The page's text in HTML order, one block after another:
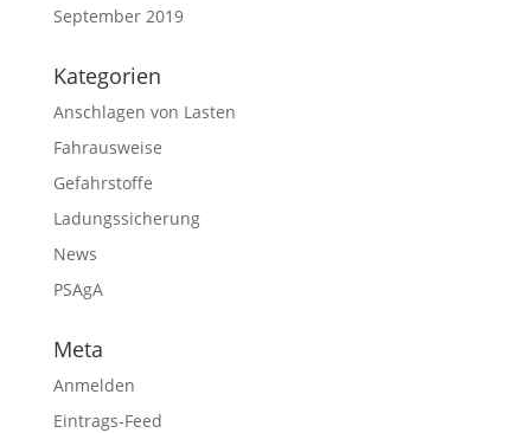
September 2019
Kategorien
Anschlagen von Lasten
Fahrausweise
Gefahrstoffe
Ladungssicherung
News
PSAgA
Meta
Anmelden
Eintrags-Feed